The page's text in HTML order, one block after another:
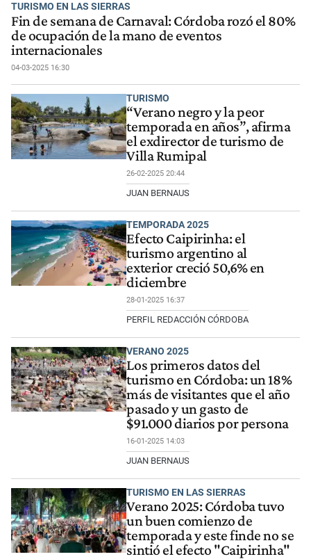
TURISMO EN LAS SIERRAS
Fin de semana de Carnaval: Córdoba rozó el 80%
de ocupación de la mano de eventos
internacionales
04-03-2025 16:30
TURISMO
“Verano negro y la peor
temporada en años”, afirma
el exdirector de turismo de
Villa Rumipal
26-02-2025 20:44
JUAN BERNAUS
TEMPORADA 2025
Efecto Caipirinha: el
turismo argentino al
exterior creció 50,6% en
diciembre
28-01-2025 16:37
PERFIL REDACCIÓN CÓRDOBA
VERANO 2025
Los primeros datos del
turismo en Córdoba: un 18%
más de visitantes que el año
pasado y un gasto de
$91.000 diarios por persona
16-01-2025 14:03
JUAN BERNAUS
TURISMO EN LAS SIERRAS
Verano 2025: Córdoba tuvo
un buen comienzo de
temporada y este finde no se
sintió el efecto "Caipirinha"